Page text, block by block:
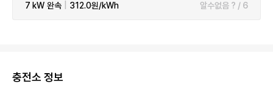
7 kW 완속 312.0원/kWh 알수없음 ? / 6
충전소 정보